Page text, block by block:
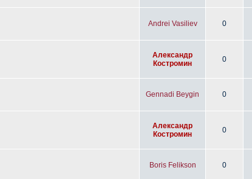
Andrei Vasiliev 0
Александр
Костромин
0
Gennadi Beygin 0
Александр
Костромин
0
Boris Felikson 0